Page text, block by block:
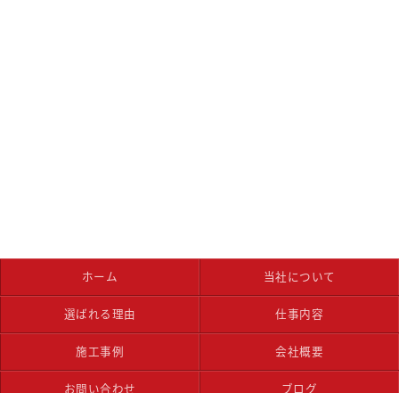
ホーム 当社について
選ばれる理由 仕事内容
施工事例 会社概要
お問い合わせ ブログ